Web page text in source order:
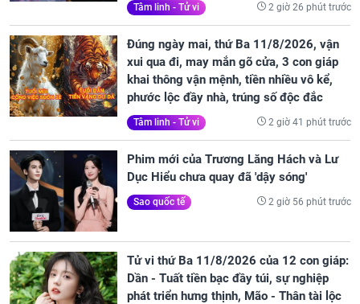
Tâm linh - Tử vi 2 giờ 26 phút trước
Đúng ngày mai, thứ Ba 11/8/2026, vận
xui qua đi, may mắn gõ cửa, 3 con giáp
khai thông vận mệnh, tiền nhiều vô kể,
phước lộc đầy nhà, trúng số độc đắc
Tâm linh - Tử vi 2 giờ 41 phút trước
Phim mới của Trương Lăng Hách và Lư
Dục Hiểu chưa quay đã 'dậy sóng'
Sao quốc tế 2 giờ 56 phút trước
Tử vi thứ Ba 11/8/2026 của 12 con giáp:
Dần - Tuất tiền bạc đầy túi, sự nghiệp
phát triển hưng thịnh, Mão - Thân tài lộc